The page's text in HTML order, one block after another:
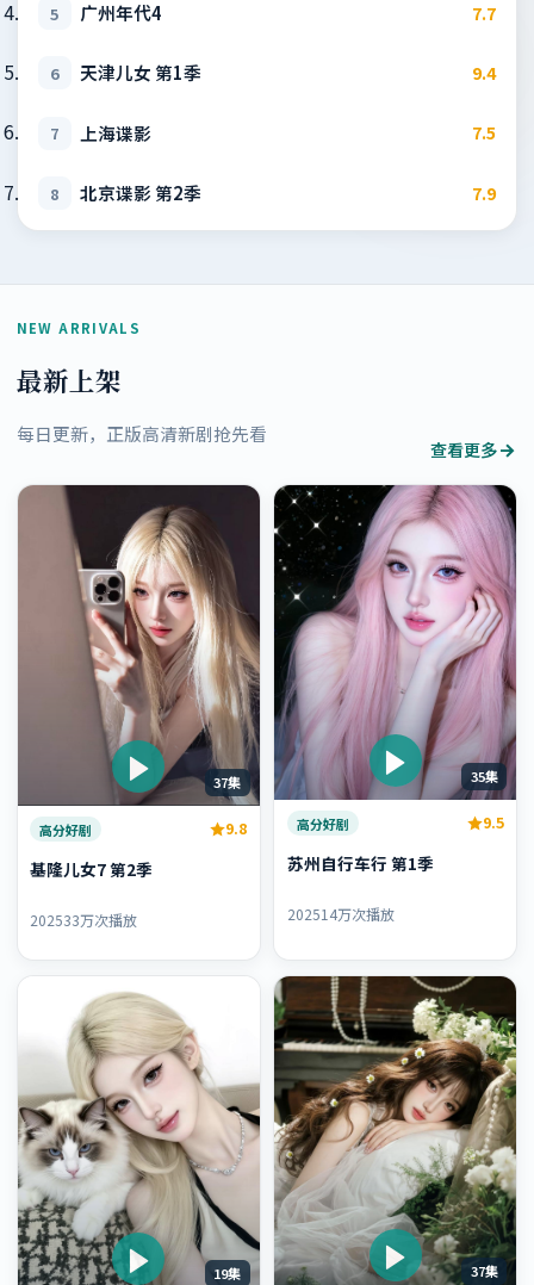
5 广州年代4 7.7
6 天津儿女 第1季 9.4
7 上海谍影 7.5
8 北京谍影 第2季 7.9
NEW ARRIVALS
最新上架
每日更新，正版高清新剧抢先看
查看更多
37集
高分好剧 9.8
基隆儿女7 第2季
202533万次播放
35集
高分好剧 9.5
苏州自行车行 第1季
202514万次播放
19集 37集